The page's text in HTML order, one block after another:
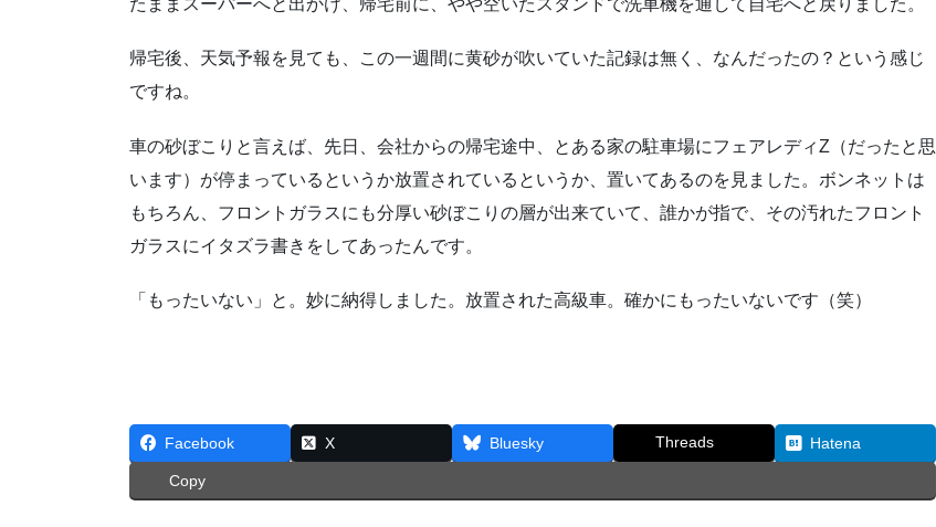
たままスーパーへと出かけ、帰宅前に、やや空いたスタンドで洗車機を通して自宅へと戻りました。
帰宅後、天気予報を見ても、この一週間に黄砂が吹いていた記録は無く、なんだったの？という感じ
ですね。
車の砂ぼこりと言えば、先日、会社からの帰宅途中、とある家の駐車場にフェアレディZ（だったと思
います）が停まっているというか放置されているというか、置いてあるのを見ました。ボンネットは
もちろん、フロントガラスにも分厚い砂ぼこりの層が出来ていて、誰かが指で、その汚れたフロント
ガラスにイタズラ書きをしてあったんです。
「もったいない」と。妙に納得しました。放置された高級車。確かにもったいないです（笑）
Facebook X Bluesky Threads Hatena
Copy